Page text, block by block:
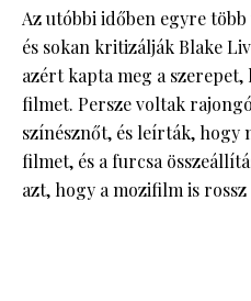
Az utóbbi időben egyre
és sokan kritizálják Blake
azért kapta meg a
filmet. Persze voltak
színésznőt, és leírták, hogy
filmet, és a furcsa
azt, hogy a mozifilm is rossz